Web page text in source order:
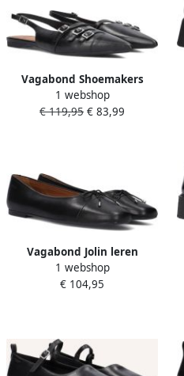
Vagabond Shoemakers
Zwarte Leren Slingbacks
Hermine 101 Black Dames
1 webshop
€ 119,95 € 83,99
Vagabond Jolin leren
ballerina | Black Zwart Leer
Ballerina&apos;s Dames
1 webshop
€ 104,95